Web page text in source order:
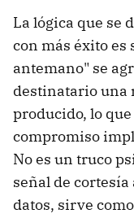
La lógica que se
con más éxito
antemano" se
destinatario una
producido, lo
compromiso
No es un truco
señal de
datos, sirve